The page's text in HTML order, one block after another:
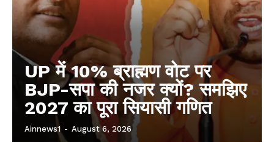
UP में 10% ब्राह्मण वोट पर
BJP-सपा की नजर क्यों? समझिए
2027 का पूरा सियासी गणित
Ainnews1 - August 6, 2026